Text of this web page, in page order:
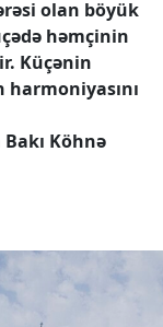
olan böyük
həmçinin
Küçənin
harmoniyasını
Köhnə